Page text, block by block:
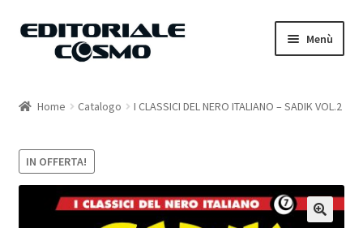
Vai
Vai
Menù
Carrello
Il mio account
Home Catalogo I CLASSICI DEL NERO ITALIANO – SADIK VOL.2
IN OFFERTA!